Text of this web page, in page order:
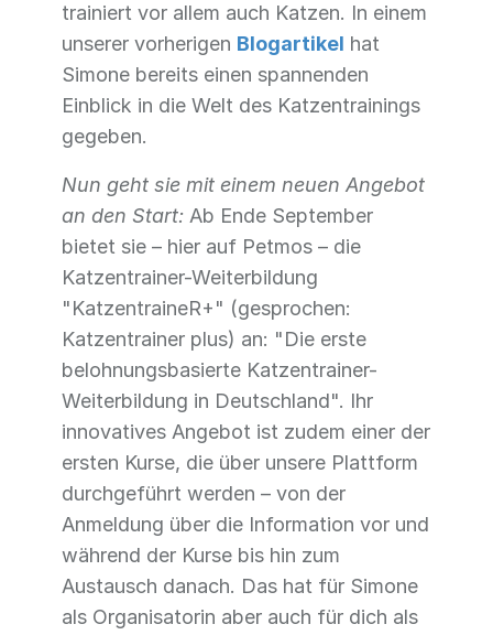
trainiert vor allem auch Katzen. In einem
unserer vorherigen Blogartikel hat
Simone bereits einen spannenden
Einblick in die Welt des Katzentrainings
gegeben.
Nun geht sie mit einem neuen Angebot
an den Start: Ab Ende September
bietet sie – hier auf Petmos – die
Katzentrainer-Weiterbildung
"KatzentraineR+" (gesprochen:
Katzentrainer plus) an: "Die erste
belohnungsbasierte Katzentrainer-
Weiterbildung in Deutschland". Ihr
innovatives Angebot ist zudem einer der
ersten Kurse, die über unsere Plattform
durchgeführt werden – von der
Anmeldung über die Information vor und
während der Kurse bis hin zum
Austausch danach. Das hat für Simone
als Organisatorin aber auch für dich als